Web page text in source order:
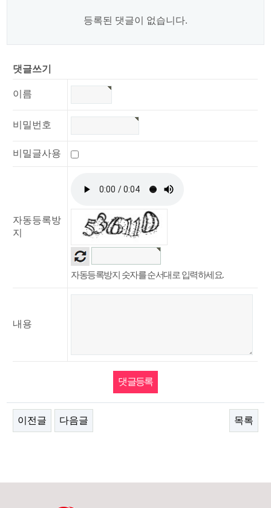
등록된 댓글이 없습니다.
댓글쓰기
이름
비밀번호
비밀글사용
자동등록방
지
자동등록방지 숫자를 순서대로 입력하세요.
내용
이전글 다음글 목록